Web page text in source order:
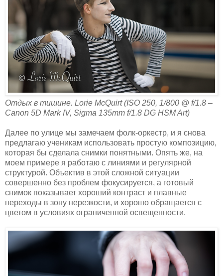
Отдых в тишине. Lorie McQuirt (ISO 250, 1/800 @ f/1.8 –
Canon 5D Mark IV, Sigma 135mm f/1.8 DG HSM Art)
Далее по улице мы замечаем фолк-оркестр, и я снова
предлагаю ученикам использовать простую композицию,
которая бы сделала снимки понятными. Опять же, на
моем примере я работаю с линиями и регулярной
структурой. Объектив в этой сложной ситуации
совершенно без проблем фокусируется, а готовый
снимок показывает хороший контраст и плавные
переходы в зону нерезкости, и хорошо обращается с
цветом в условиях ограниченной освещенности.